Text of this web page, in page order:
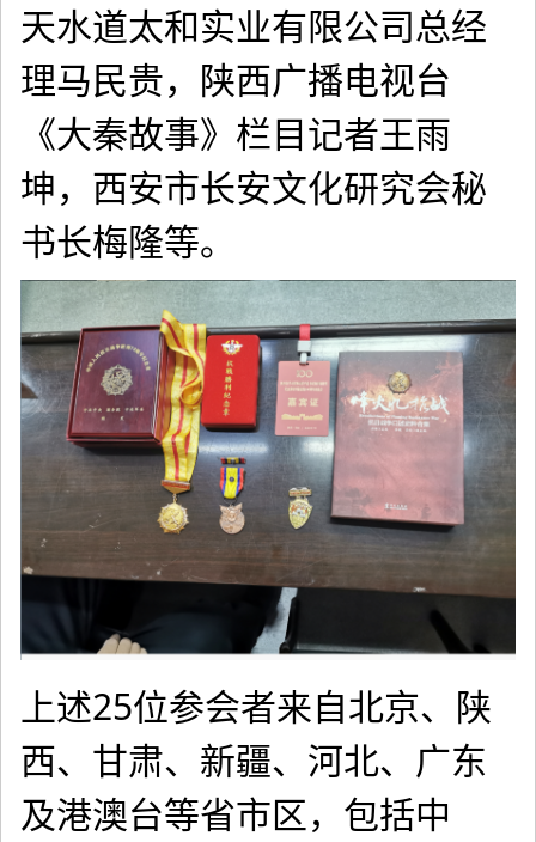
天水道太和实业有限公司总经
理马民贵，陕西广播电视台
《大秦故事》栏目记者王雨
坤，西安市长安文化研究会秘
书长梅隆等。
上述25位参会者来自北京、陕
西、甘肃、新疆、河北、广东
及港澳台等省市区，包括中